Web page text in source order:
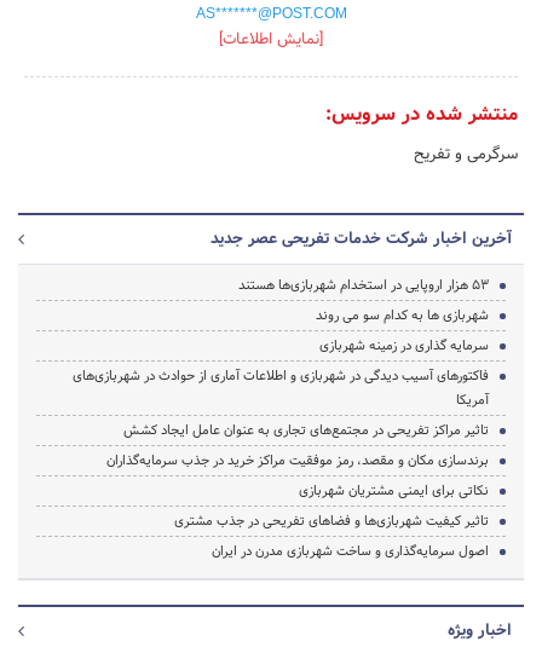
AS*******@POST.COM
[نمایش اطلاعات]
منتشر شده در سرویس:
سرگرمی و تفریح
آخرین اخبار شرکت خدمات تفریحی عصر جدید
53 هزار اروپایی در استخدام شهربازی‌ها هستند
شهربازی ها به کدام سو می روند
سرمایه گذاری در زمینه شهربازی
فاکتورهای آسیب دیدگی در شهربازی و اطلاعات آماری از حوادث در شهربازی‌های
آمریکا
تاثیر مراکز تفریحی در مجتمع‌های تجاری به عنوان عامل ایجاد کشش
برندسازی مکان و مقصد، رمز موفقیت مراکز خرید در جذب سرمایه‌گذاران
نکاتی برای ایمنی مشتریان شهربازی
تاثیر کیفیت شهربازی‌ها و فضاهای تفریحی در جذب مشتری
اصول سرمایه‌گذاری و ساخت شهربازی مدرن در ایران
اخبار ویژه